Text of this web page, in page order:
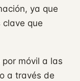
ya que
que
móvil a las
a través de